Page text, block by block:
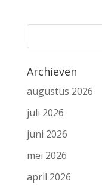
Archieven
augustus 2026
juli 2026
juni 2026
mei 2026
april 2026